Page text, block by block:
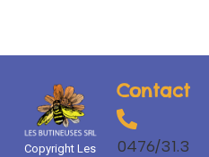
Copyright Les
Contact
0476/31.3